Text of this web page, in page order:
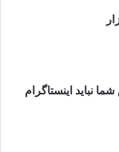
نباید اینستاگرام